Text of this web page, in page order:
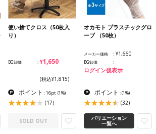
使い捨てクロス（50枚入
り）
BG卸価 ¥1,650
(税込¥1,815)
ポイント : 16pt (1%)
(17)
SOLD OUT
オカモト プラスチックグロ
ーブ （50枚）
メーカー価格 ¥1,660
BG卸価
ログイン後表示
ポイント :(1%)
(32)
バリエーション
一覧へ